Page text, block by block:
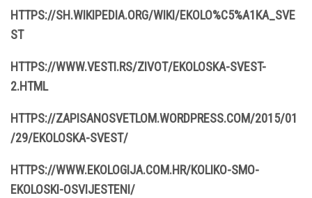
HTTPS://SH.WIKIPEDIA.ORG/WIKI/EKOLO%C5%A1KA_SVE
ST
HTTPS://WWW.VESTI.RS/ZIVOT/EKOLOSKA-SVEST-
2.HTML
HTTPS://ZAPISANOSVETLOM.WORDPRESS.COM/2015/01
/29/EKOLOSKA-SVEST/
HTTPS://WWW.EKOLOGIJA.COM.HR/KOLIKO-SMO-
EKOLOSKI-OSVIJESTENI/